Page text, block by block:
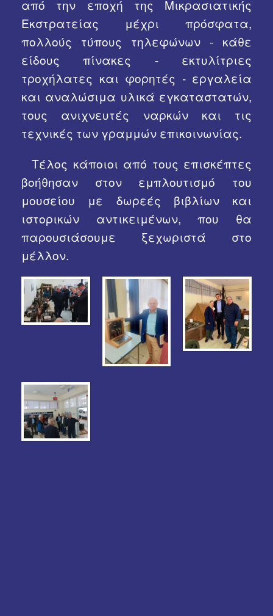
από την εποχή της Μικρασιατικής
Εκστρατείας μέχρι πρόσφατα,
πολλούς τύπους τηλεφώνων - κάθε
είδους πίνακες - εκτυλίτριες
τροχήλατες και φορητές - εργαλεία
και αναλώσιμα υλικά εγκαταστατών,
τους ανιχνευτές ναρκών και τις
τεχνικές των γραμμών επικοινωνίας.
Τέλος κάποιοι από τους επισκέπτες
βοήθησαν στον εμπλουτισμό του
μουσείου με δωρεές βιβλίων και
ιστορικών αντικειμένων, που θα
παρουσιάσουμε ξεχωριστά στο
μέλλον.